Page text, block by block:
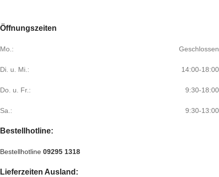
Öffnungszeiten
Mo.: Geschlossen
Di. u. Mi.: 14:00-18:00
Do. u. Fr.: 9:30-18:00
Sa.: 9:30-13:00
Bestellhotline:
Bestellhotline 09295 1318
Lieferzeiten Ausland: